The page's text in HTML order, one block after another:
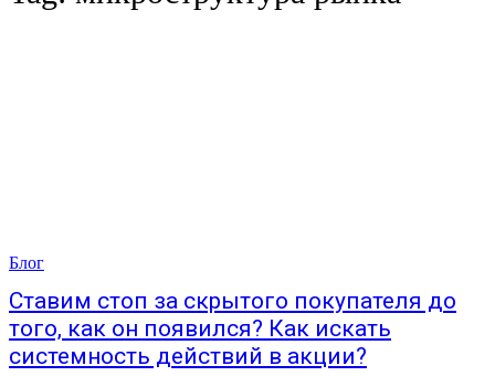
Блог
Ставим стоп за скрытого покупателя до
того, как он появился? Как искать
системность действий в акции?